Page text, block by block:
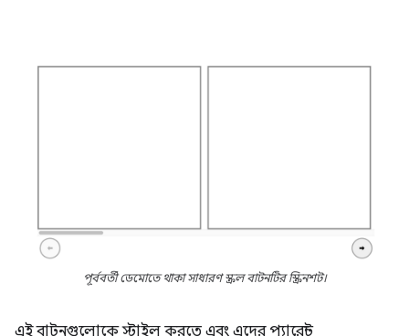
পূর্ববর্তী ডেমোতে থাকা সাধারণ স্ক্রল বাটনটির স্ক্রিনশট।
এই বাটনগুলোকে স্টাইল করতে এবং এদের প্যারেন্ট